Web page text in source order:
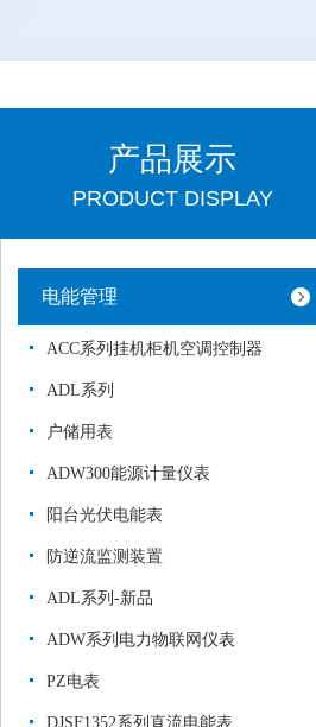
产品展示
PRODUCT DISPLAY
电能管理
ACC系列挂机柜机空调控制器
ADL系列
户储用表
ADW300能源计量仪表
阳台光伏电能表
防逆流监测装置
ADL系列-新品
ADW系列电力物联网仪表
PZ电表
DJSF1352系列直流电能表